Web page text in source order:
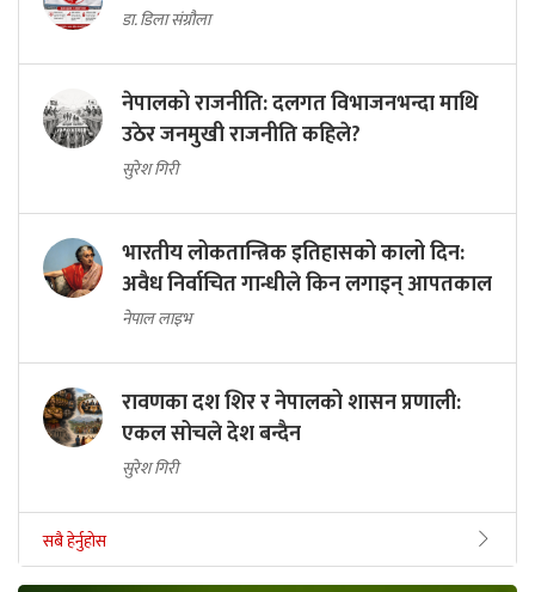
नेपाल महिला संघको अबको भूमिका के?
डा. डिला संग्रौला
नेपालको राजनीति: दलगत विभाजनभन्दा माथि
उठेर जनमुखी राजनीति कहिले?
सुरेश गिरी
भारतीय लोकतान्त्रिक इतिहासको कालो दिन:
अवैध निर्वाचित गान्धीले किन लगाइन् आपतकाल
नेपाल लाइभ
रावणका दश शिर र नेपालको शासन प्रणाली:
एकल सोचले देश बन्दैन
सुरेश गिरी
सबै हेर्नुहोस